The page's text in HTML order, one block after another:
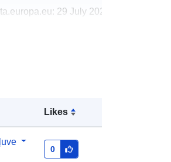
Likes
0
29 July 2026